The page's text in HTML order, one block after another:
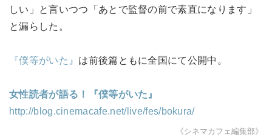
しい」と言いつつ「あとで監督の前で素直になります」
と漏らした。
『僕等がいた』 は前後篇ともに全国にて公開中。
女性読者が語る！『僕等がいた』
http://blog.cinemacafe.net/live/fes/bokura/
《シネマカフェ編集部》